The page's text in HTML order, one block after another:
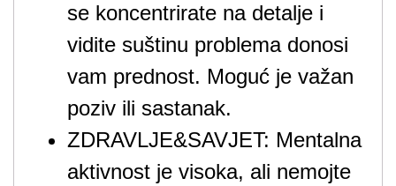
se koncentrirate na detalje i
vidite suštinu problema donosi
vam prednost. Moguć je važan
poziv ili sastanak.
ZDRAVLJE&SAVJET: Mentalna
aktivnost je visoka, ali nemojte